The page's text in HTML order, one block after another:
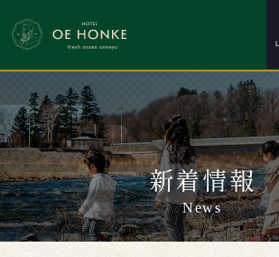
新着情報
News